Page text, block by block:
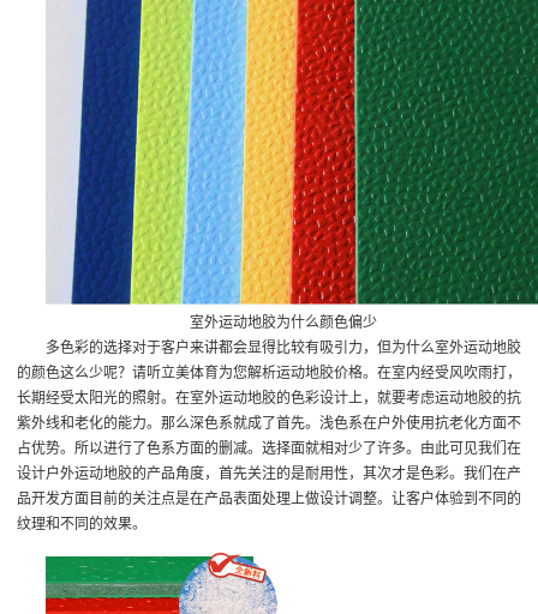
室外运动地胶为什么颜色偏少
多色彩的选择对于客户来讲都会显得比较有吸引力，但为什么室外运动地胶
的颜色这么少呢？请听立美体育为您解析运动地胶价格。在室内经受风吹雨打，
长期经受太阳光的照射。在室外运动地胶的色彩设计上，就要考虑运动地胶的抗
紫外线和老化的能力。那么深色系就成了首先。浅色系在户外使用抗老化方面不
占优势。所以进行了色系方面的删减。选择面就相对少了许多。由此可见我们在
设计户外运动地胶的产品角度，首先关注的是耐用性，其次才是色彩。我们在产
品开发方面目前的关注点是在产品表面处理上做设计调整。让客户体验到不同的
纹理和不同的效果。